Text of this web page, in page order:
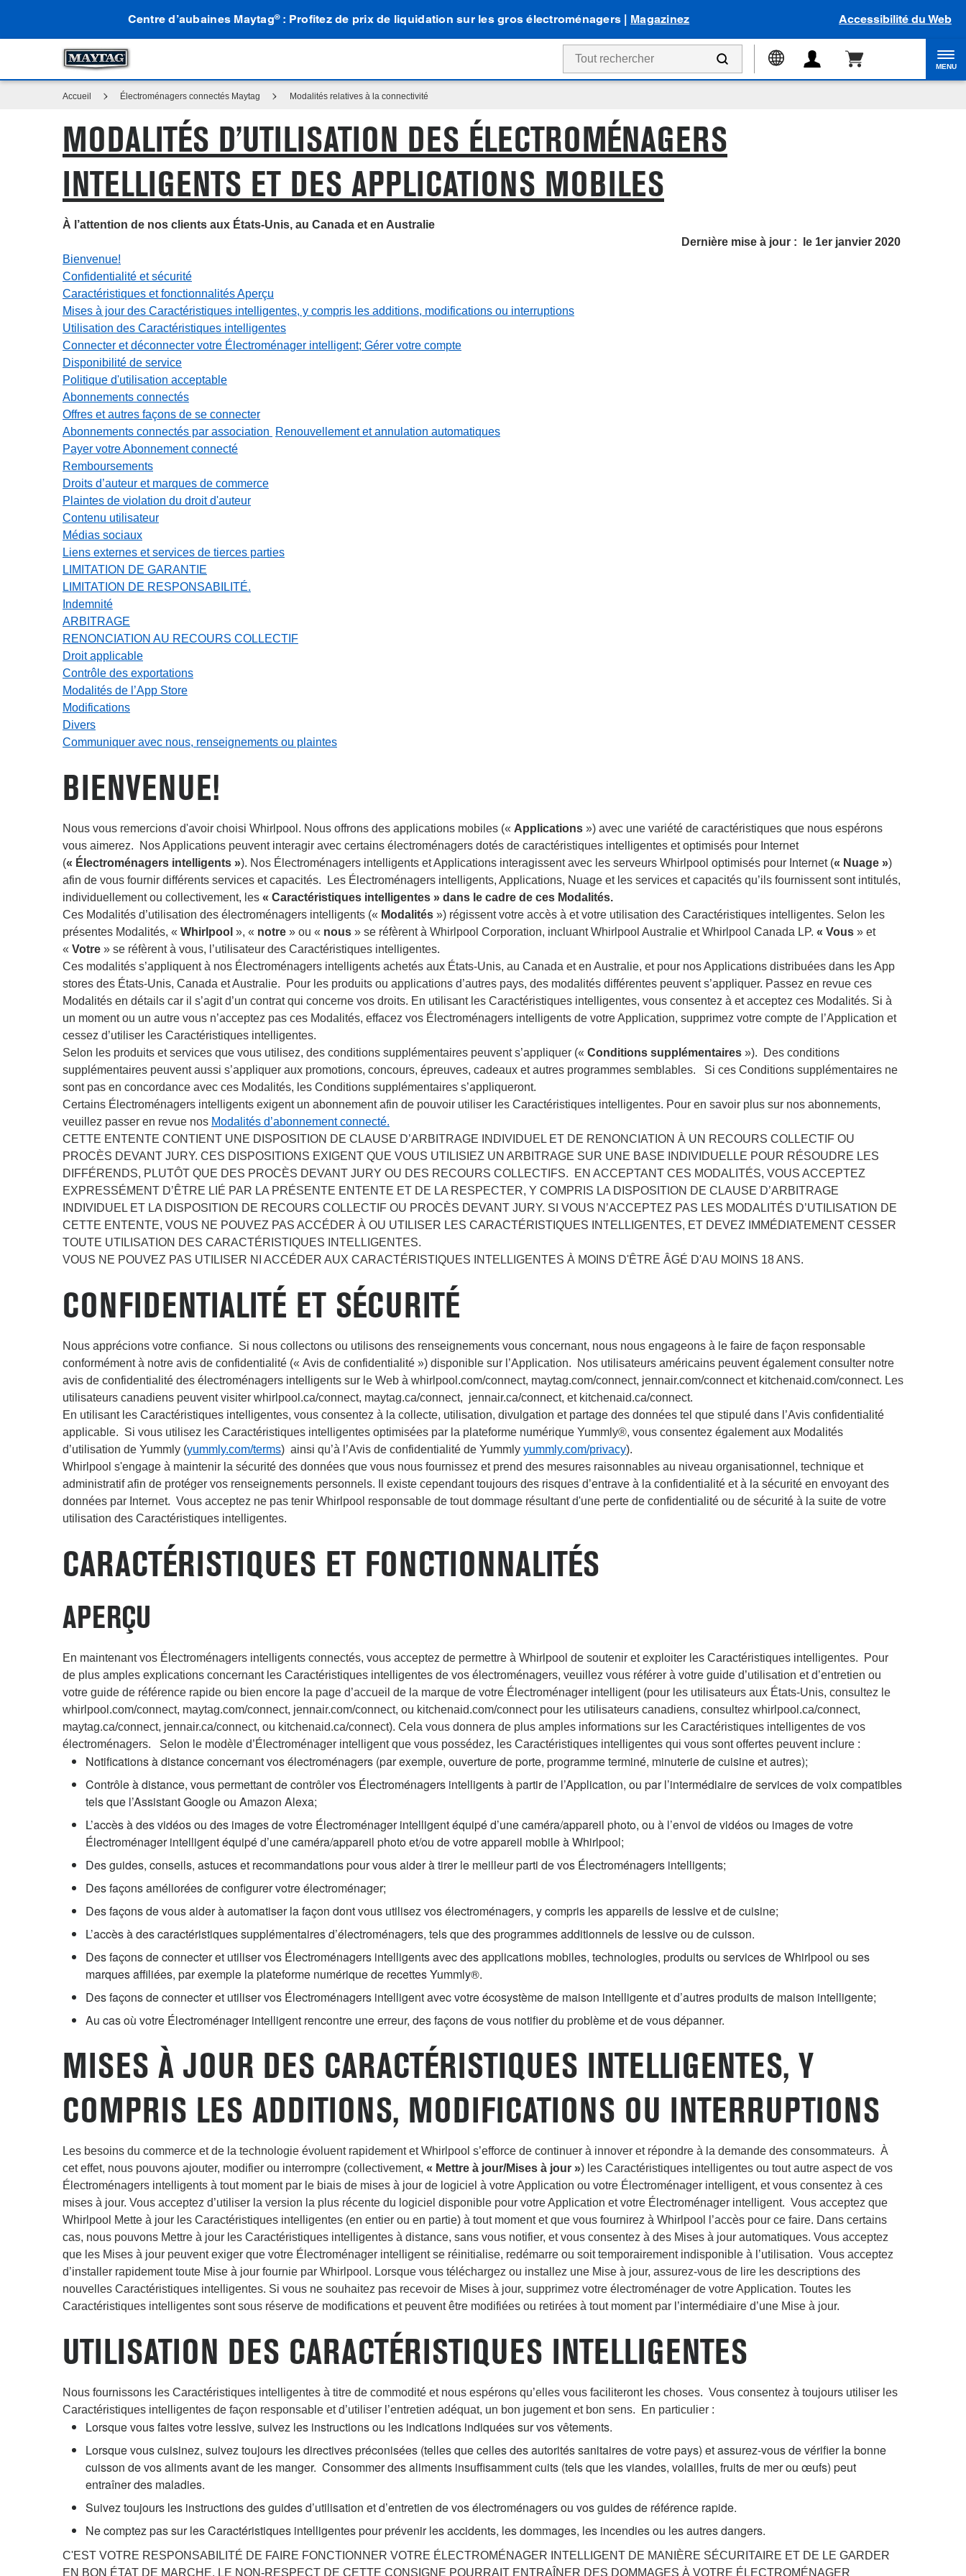
Centre d’aubaines Maytag®: Profitez de prix de liquidation sur les gros électroménagers | Magazinez Accessibilité du Web
MENU
Accueil Électroménagers connectés Maytag Modalités relatives à la connectivité
MODALITÉS D’UTILISATION DES ÉLECTROMÉNAGERS
INTELLIGENTS ET DES APPLICATIONS MOBILES
À l’attention de nos clients aux États-Unis, au Canada et en Australie
Dernière mise à jour :
le 1er janvier 2020
Bienvenue!
Confidentialité et sécurité
Caractéristiques et fonctionnalités Aperçu
Mises à jour des Caractéristiques intelligentes, y compris les additions, modifications ou interruptions
Utilisation des Caractéristiques intelligentes
Connecter et déconnecter votre Électroménager intelligent; Gérer votre compte
Disponibilité de service
Politique d'utilisation acceptable
Abonnements connectés
Offres et autres façons de se connecter
Abonnements connectés par association
Renouvellement et annulation automatiques
Payer votre Abonnement connecté
Remboursements
Droits d’auteur et marques de commerce
Plaintes de violation du droit d'auteur
Contenu utilisateur
Médias sociaux
Liens externes et services de tierces parties
LIMITATION DE GARANTIE
LIMITATION DE RESPONSABILITÉ.
Indemnité
ARBITRAGE
RENONCIATION AU RECOURS COLLECTIF
Droit applicable
Contrôle des exportations
Modalités de l’App Store
Modifications
Divers
Communiquer avec nous, renseignements ou plaintes
BIENVENUE!
Nous vous remercions d'avoir choisi Whirlpool. Nous offrons des applications mobiles (« Applications ») avec une variété de caractéristiques que nous espérons
vous aimerez. Nos Applications peuvent interagir avec certains électroménagers dotés de caractéristiques intelligentes et optimisés pour Internet
(« Électroménagers intelligents »). Nos Électroménagers intelligents et Applications interagissent avec les serveurs Whirlpool optimisés pour Internet (« Nuage »)
afin de vous fournir différents services et capacités. Les Électroménagers intelligents, Applications, Nuage et les services et capacités qu’ils fournissent sont intitulés,
individuellement ou collectivement, les « Caractéristiques intelligentes » dans le cadre de ces Modalités.
Ces Modalités d’utilisation des électroménagers intelligents (« Modalités ») régissent votre accès à et votre utilisation des Caractéristiques intelligentes. Selon les
présentes Modalités, « Whirlpool », « notre » ou « nous » se réfèrent à Whirlpool Corporation, incluant Whirlpool Australie et Whirlpool Canada LP. « Vous » et
« Votre » se réfèrent à vous, l’utilisateur des Caractéristiques intelligentes.
Ces modalités s’appliquent à nos Électroménagers intelligents achetés aux États-Unis, au Canada et en Australie, et pour nos Applications distribuées dans les App
stores des États-Unis, Canada et Australie. Pour les produits ou applications d’autres pays, des modalités différentes peuvent s’appliquer. Passez en revue ces
Modalités en détails car il s’agit d’un contrat qui concerne vos droits. En utilisant les Caractéristiques intelligentes, vous consentez à et acceptez ces Modalités. Si à
un moment ou un autre vous n’acceptez pas ces Modalités, effacez vos Électroménagers intelligents de votre Application, supprimez votre compte de l’Application et
cessez d’utiliser les Caractéristiques intelligentes.
Selon les produits et services que vous utilisez, des conditions supplémentaires peuvent s’appliquer (« Conditions supplémentaires »). Des conditions
supplémentaires peuvent aussi s’appliquer aux promotions, concours, épreuves, cadeaux et autres programmes semblables. Si ces Conditions supplémentaires ne
sont pas en concordance avec ces Modalités, les Conditions supplémentaires s’appliqueront.
Certains Électroménagers intelligents exigent un abonnement afin de pouvoir utiliser les Caractéristiques intelligentes. Pour en savoir plus sur nos abonnements,
veuillez passer en revue nos Modalités d’abonnement connecté.
CETTE ENTENTE CONTIENT UNE DISPOSITION DE CLAUSE D’ARBITRAGE INDIVIDUEL ET DE RENONCIATION À UN RECOURS COLLECTIF OU
PROCÈS DEVANT JURY. CES DISPOSITIONS EXIGENT QUE VOUS UTILISIEZ UN ARBITRAGE SUR UNE BASE INDIVIDUELLE POUR RÉSOUDRE LES
DIFFÉRENDS, PLUTÔT QUE DES PROCÈS DEVANT JURY OU DES RECOURS COLLECTIFS. EN ACCEPTANT CES MODALITÉS, VOUS ACCEPTEZ
EXPRESSÉMENT D’ÊTRE LIÉ PAR LA PRÉSENTE ENTENTE ET DE LA RESPECTER, Y COMPRIS LA DISPOSITION DE CLAUSE D’ARBITRAGE
INDIVIDUEL ET LA DISPOSITION DE RECOURS COLLECTIF OU PROCÈS DEVANT JURY. SI VOUS N’ACCEPTEZ PAS LES MODALITÉS D’UTILISATION DE
CETTE ENTENTE, VOUS NE POUVEZ PAS ACCÉDER À OU UTILISER LES CARACTÉRISTIQUES INTELLIGENTES, ET DEVEZ IMMÉDIATEMENT CESSER
TOUTE UTILISATION DES CARACTÉRISTIQUES INTELLIGENTES.
VOUS NE POUVEZ PAS UTILISER NI ACCÉDER AUX CARACTÉRISTIQUES INTELLIGENTES À MOINS D'ÊTRE ÂGÉ D'AU MOINS 18 ANS.
CONFIDENTIALITÉ ET SÉCURITÉ
Nous apprécions votre confiance. Si nous collectons ou utilisons des renseignements vous concernant, nous nous engageons à le faire de façon responsable
conformément à notre avis de confidentialité (« Avis de confidentialité ») disponible sur l’Application. Nos utilisateurs américains peuvent également consulter notre
avis de confidentialité des électroménagers intelligents sur le Web à whirlpool.com/connect, maytag.com/connect, jennair.com/connect et kitchenaid.com/connect. Les
utilisateurs canadiens peuvent visiter whirlpool.ca/connect, maytag.ca/connect, jennair.ca/connect, et kitchenaid.ca/connect.
En utilisant les Caractéristiques intelligentes, vous consentez à la collecte, utilisation, divulgation et partage des données tel que stipulé dans l’Avis confidentialité
applicable. Si vous utilisez les Caractéristiques intelligentes optimisées par la plateforme numérique Yummly®, vous consentez également aux Modalités
d’utilisation de Yummly (yummly.com/terms) ainsi qu’à l’Avis de confidentialité de Yummly yummly.com/privacy).
Whirlpool s'engage à maintenir la sécurité des données que vous nous fournissez et prend des mesures raisonnables au niveau organisationnel, technique et
administratif afin de protéger vos renseignements personnels. Il existe cependant toujours des risques d’entrave à la confidentialité et à la sécurité en envoyant des
données par Internet. Vous acceptez ne pas tenir Whirlpool responsable de tout dommage résultant d'une perte de confidentialité ou de sécurité à la suite de votre
utilisation des Caractéristiques intelligentes.
CARACTÉRISTIQUES ET FONCTIONNALITÉS
APERÇU
En maintenant vos Électroménagers intelligents connectés, vous acceptez de permettre à Whirlpool de soutenir et exploiter les Caractéristiques intelligentes. Pour
de plus amples explications concernant les Caractéristiques intelligentes de vos électroménagers, veuillez vous référer à votre guide d’utilisation et d’entretien ou
votre guide de référence rapide ou bien encore la page d’accueil de la marque de votre Électroménager intelligent (pour les utilisateurs aux États-Unis, consultez le
whirlpool.com/connect, maytag.com/connect, jennair.com/connect, ou kitchenaid.com/connect pour les utilisateurs canadiens, consultez whirlpool.ca/connect,
maytag.ca/connect, jennair.ca/connect, ou kitchenaid.ca/connect). Cela vous donnera de plus amples informations sur les Caractéristiques intelligentes de vos
électroménagers. Selon le modèle d’Électroménager intelligent que vous possédez, les Caractéristiques intelligentes qui vous sont offertes peuvent inclure :
Notifications à distance concernant vos électroménagers (par exemple, ouverture de porte, programme terminé, minuterie de cuisine et autres);
Contrôle à distance, vous permettant de contrôler vos Électroménagers intelligents à partir de l’Application, ou par l’intermédiaire de services de voix compatibles
tels que l’Assistant Google ou Amazon Alexa;
L’accès à des vidéos ou des images de votre Électroménager intelligent équipé d’une caméra/appareil photo, ou à l’envoi de vidéos ou images de votre
Électroménager intelligent équipé d’une caméra/appareil photo et/ou de votre appareil mobile à Whirlpool;
Des guides, conseils, astuces et recommandations pour vous aider à tirer le meilleur parti de vos Électroménagers intelligents;
Des façons améliorées de configurer votre électroménager;
Des façons de vous aider à automatiser la façon dont vous utilisez vos électroménagers, y compris les appareils de lessive et de cuisine;
L’accès à des caractéristiques supplémentaires d’électroménagers, tels que des programmes additionnels de lessive ou de cuisson.
Des façons de connecter et utiliser vos Électroménagers intelligents avec des applications mobiles, technologies, produits ou services de Whirlpool ou ses
marques affiliées, par exemple la plateforme numérique de recettes Yummly®.
Des façons de connecter et utiliser vos Électroménagers intelligent avec votre écosystème de maison intelligente et d’autres produits de maison intelligente;
Au cas où votre Électroménager intelligent rencontre une erreur, des façons de vous notifier du problème et de vous dépanner.
MISES À JOUR DES CARACTÉRISTIQUES INTELLIGENTES, Y
COMPRIS LES ADDITIONS, MODIFICATIONS OU INTERRUPTIONS
Les besoins du commerce et de la technologie évoluent rapidement et Whirlpool s’efforce de continuer à innover et répondre à la demande des consommateurs. À
cet effet, nous pouvons ajouter, modifier ou interrompre (collectivement, « Mettre à jour/Mises à jour ») les Caractéristiques intelligentes ou tout autre aspect de vos
Électroménagers intelligents à tout moment par le biais de mises à jour de logiciel à votre Application ou votre Électroménager intelligent, et vous consentez à ces
mises à jour. Vous acceptez d’utiliser la version la plus récente du logiciel disponible pour votre Application et votre Électroménager intelligent. Vous acceptez que
Whirlpool Mette à jour les Caractéristiques intelligentes (en entier ou en partie) à tout moment et que vous fournirez à Whirlpool l’accès pour ce faire. Dans certains
cas, nous pouvons Mettre à jour les Caractéristiques intelligentes à distance, sans vous notifier, et vous consentez à des Mises à jour automatiques. Vous acceptez
que les Mises à jour peuvent exiger que votre Électroménager intelligent se réinitialise, redémarre ou soit temporairement indisponible à l’utilisation. Vous acceptez
d’installer rapidement toute Mise à jour fournie par Whirlpool. Lorsque vous téléchargez ou installez une Mise à jour, assurez-vous de lire les descriptions des
nouvelles Caractéristiques intelligentes. Si vous ne souhaitez pas recevoir de Mises à jour, supprimez votre électroménager de votre Application. Toutes les
Caractéristiques intelligentes sont sous réserve de modifications et peuvent être modifiées ou retirées à tout moment par l’intermédiaire d’une Mise à jour.
UTILISATION DES CARACTÉRISTIQUES INTELLIGENTES
Nous fournissons les Caractéristiques intelligentes à titre de commodité et nous espérons qu’elles vous faciliteront les choses. Vous consentez à toujours utiliser les
Caractéristiques intelligentes de façon responsable et d’utiliser l’entretien adéquat, un bon jugement et bon sens. En particulier :
Lorsque vous faites votre lessive, suivez les instructions ou les indications indiquées sur vos vêtements.
Lorsque vous cuisinez, suivez toujours les directives préconisées (telles que celles des autorités sanitaires de votre pays) et assurez-vous de vérifier la bonne
cuisson de vos aliments avant de les manger. Consommer des aliments insuffisamment cuits (tels que les viandes, volailles, fruits de mer ou œufs) peut
entraîner des maladies.
Suivez toujours les instructions des guides d’utilisation et d’entretien de vos électroménagers ou vos guides de référence rapide.
Ne comptez pas sur les Caractéristiques intelligentes pour prévenir les accidents, les dommages, les incendies ou les autres dangers.
C'EST VOTRE RESPONSABILITÉ DE FAIRE FONCTIONNER VOTRE ÉLECTROMÉNAGER INTELLIGENT DE MANIÈRE SÉCURITAIRE ET DE LE GARDER
EN BON ÉTAT DE MARCHE. LE NON-RESPECT DE CETTE CONSIGNE POURRAIT ENTRAÎNER DES DOMMAGES À VOTRE ÉLECTROMÉNAGER